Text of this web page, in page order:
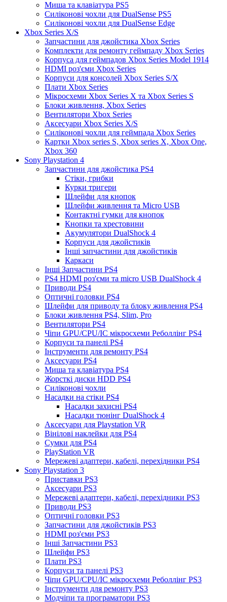
Миша та клавіатура PS5
Силіконові чохли для DualSense PS5
Силіконові чохли для DualSense Edge
Xbox Series X/S
Запчастини для джойстика Xbox Series
Комплекти для ремонту геймпаду Xbox Series
Корпуса для геймпадов Xbox Series Model 1914
HDMI роз'єми Xbox Series
Корпуси для консолей Xbox Series S/X
Плати Xbox Series
Мікросхеми Xbox Series X та Xbox Series S
Блоки живлення, Xbox Series
Вентилятори Xbox Series
Аксесуари Xbox Series X/S
Силіконові чохли для геймпада Xbox Series
Картки Xbox series S, Xbox series X, Xbox One,
Xbox 360
Sony Playstation 4
Запчастини для джойстика PS4
Стіки, грибки
Курки тригери
Шлейфи для кнопок
Шлейфи живлення та Micro USB
Контактні гумки для кнопок
Кнопки та хрестовини
Акумулятори DualShock 4
Корпуси для джойстиків
Інші запчастини для джойстиків
Каркаси
Інші Запчастини PS4
PS4 HDMI роз'єми та micro USB DualShock 4
Приводи PS4
Оптичні головки PS4
Шлейфи для приводу та блоку живлення PS4
Блоки живлення PS4, Slim, Pro
Вентилятори PS4
Чіпи GPU/CPU/IC мікросхеми Реболлінг PS4
Корпуси та панелі PS4
Інструменти для ремонту PS4
Аксесуари PS4
Миша та клавіатура PS4
Жорсткі диски HDD PS4
Силіконові чохли
Насадки на стіки PS4
Насадки захисні PS4
Насадки тюнінг DualShock 4
Аксесуари для Playstation VR
Вінілові наклейки для PS4
Сумки для PS4
PlayStation VR
Мережеві адаптери, кабелі, перехідники PS4
Sony Playstation 3
Приставки PS3
Аксесуари PS3
Мережеві адаптери, кабелі, перехідники PS3
Приводи PS3
Оптичні головки PS3
Запчастини для джойстиків PS3
HDMI роз'єми PS3
Інші Запчастини PS3
Шлейфи PS3
Плати PS3
Корпуси та панелі PS3
Чіпи GPU/CPU/IC мікросхеми Реболлінг PS3
Інструменти для ремонту PS3
Модчіпи та програматори PS3